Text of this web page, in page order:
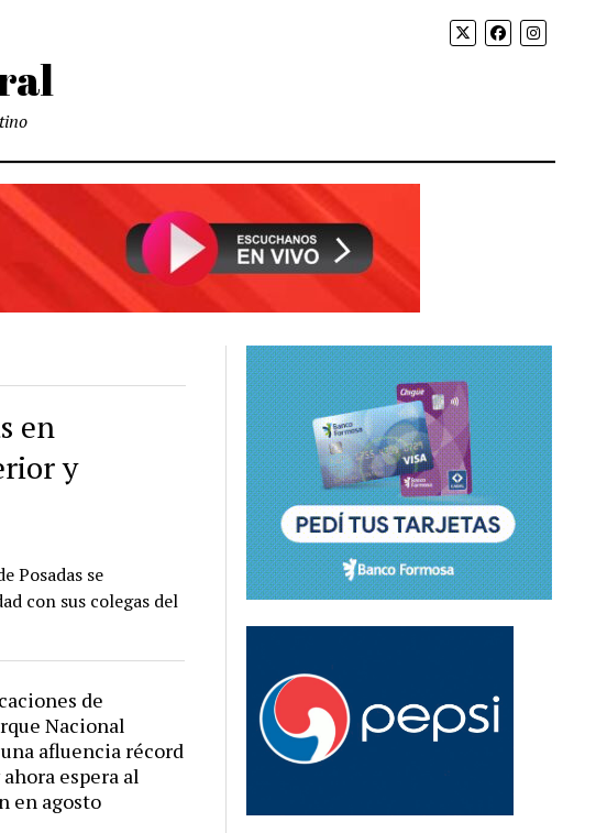
en
y
Posadas se
con sus colegas del
de
Nacional
afluencia récord
espera al
en agosto